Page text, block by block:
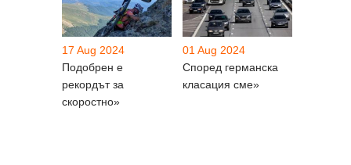
17 Aug 2024
Подобрен е
рекордът за
скоростно»
01 Aug 2024
Според германска
класация сме»